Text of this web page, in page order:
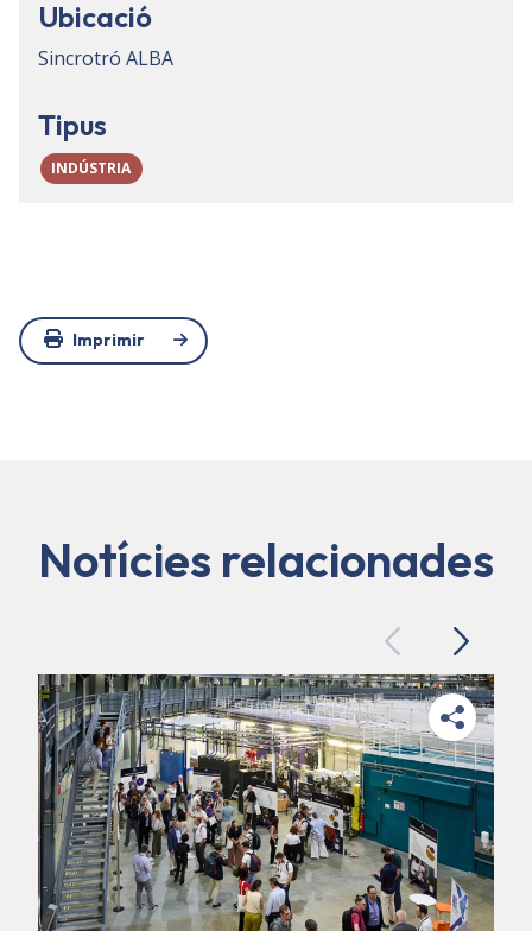
Ubicació
Sincrotró ALBA
Tipus
INDÚSTRIA
Imprimir
Notícies relacionades
PreviousNext